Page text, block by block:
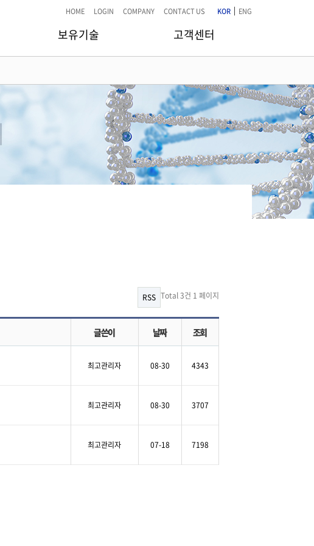
HOME LOGIN COMPANY CONTACT US KOR | ENG
보유기술 고객센터
Total 3건 1 페이지
RSS
글쓴이 날짜 조회
최고관리자 08-30 4343
최고관리자 08-30 3707
최고관리자 07-18 7198